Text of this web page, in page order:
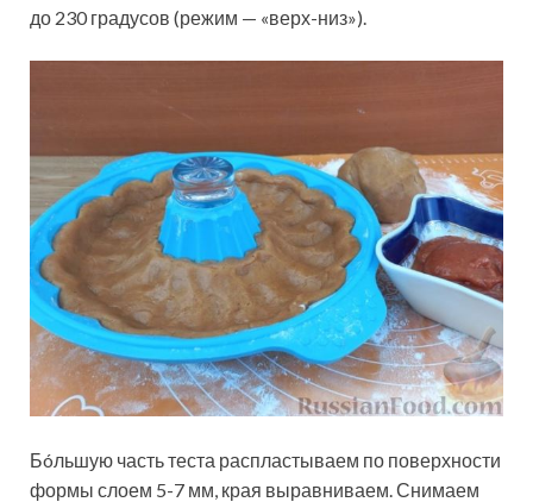
до 230 градусов (режим — «верх-низ»).
Бóльшую часть теста распластываем по поверхности
формы слоем 5-7 мм, края выравниваем. Снимаем